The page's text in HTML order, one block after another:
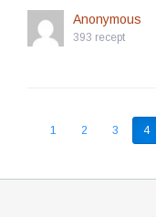
Anonymous
393 recept
1 2 3 4